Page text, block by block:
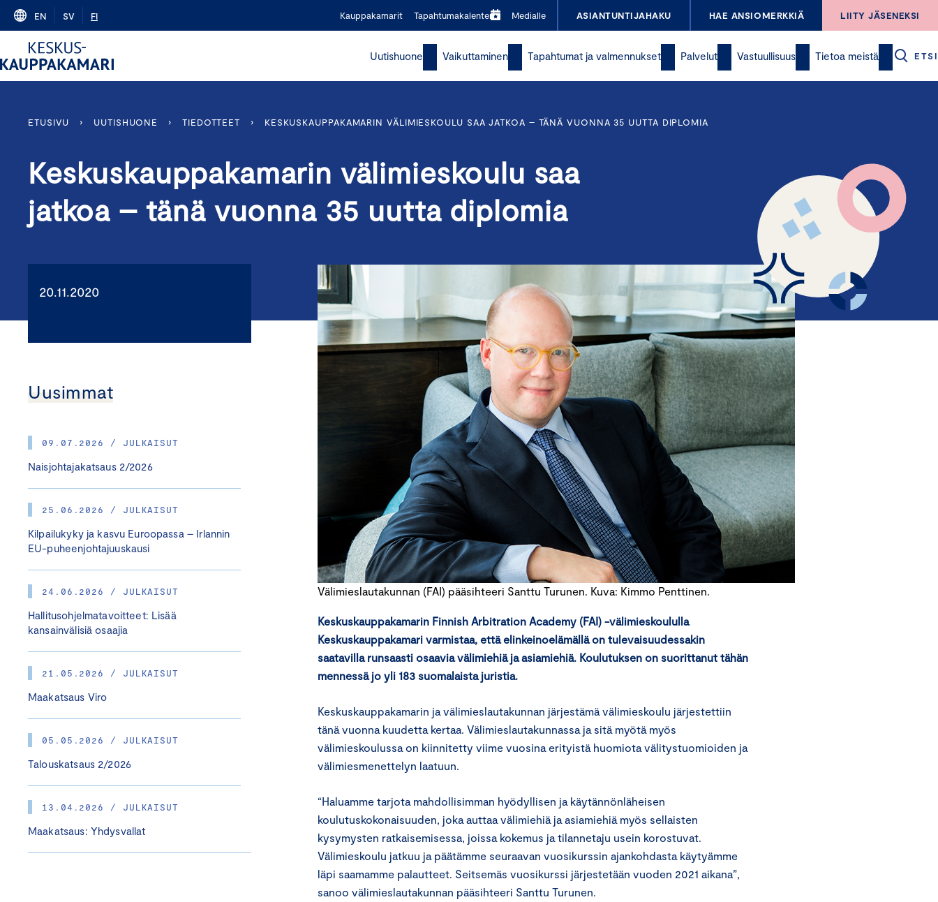
Skip
content
EN SV FI Kauppakamarit Tapahtumakalenteri Medialle ASIANTUNTIJAHAKU HAE ANSIOMERKKIÄ LIITY JÄSENEKSI
Uutishuone Vaikuttaminen Tapahtumat ja valmennukset Palvelut Vastuullisuus Tietoa meistä ETSI
ETUSIVU › UUTISHUONE › TIEDOTTEET › KESKUSKAUPPAKAMARIN VÄLIMIESKOULU SAA JATKOA – TÄNÄ VUONNA 35 UUTTA DIPLOMIA
Keskuskauppakamarin välimieskoulu saa
jatkoa – tänä vuonna 35 uutta diplomia
20.11.2020
Uusimmat
09.07.2026 / JULKAISUT
Naisjohtajakatsaus 2/2026
25.06.2026 / JULKAISUT
Kilpailukyky ja kasvu Euroopassa – Irlannin
EU-puheenjohtajuuskausi
24.06.2026 / JULKAISUT
Hallitusohjelmatavoitteet: Lisää
kansainvälisiä osaajia
21.05.2026 / JULKAISUT
Maakatsaus Viro
05.05.2026 / JULKAISUT
Talouskatsaus 2/2026
13.04.2026 / JULKAISUT
Maakatsaus: Yhdysvallat
Välimieslautakunnan (FAI) pääsihteeri Santtu Turunen. Kuva: Kimmo Penttinen.
Keskuskauppakamarin Finnish Arbitration Academy (FAI) -välimieskoululla
Keskuskauppakamari varmistaa, että elinkeinoelämällä on tulevaisuudessakin
saatavilla runsaasti osaavia välimiehiä ja asiamiehiä. Koulutuksen on suorittanut tähän
mennessä jo yli 183 suomalaista juristia.
Keskuskauppakamarin ja välimieslautakunnan järjestämä välimieskoulu järjestettiin
tänä vuonna kuudetta kertaa. Välimieslautakunnassa ja sitä myötä myös
välimieskoulussa on kiinnitetty viime vuosina erityistä huomiota välitystuomioiden ja
välimiesmenettelyn laatuun.
“Haluamme tarjota mahdollisimman hyödyllisen ja käytännönläheisen
koulutuskokonaisuuden, joka auttaa välimiehiä ja asiamiehiä myös sellaisten
kysymysten ratkaisemisessa, joissa kokemus ja tilannetaju usein korostuvat.
Välimieskoulu jatkuu ja päätämme seuraavan vuosikurssin ajankohdasta käytyämme
läpi saamamme palautteet. Seitsemäs vuosikurssi järjestetään vuoden 2021 aikana”,
sanoo välimieslautakunnan pääsihteeri Santtu Turunen.